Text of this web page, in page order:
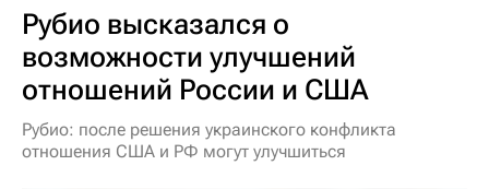
Рубио высказался о
возможности улучшений
отношений России и США
Рубио: после решения украинского конфликта
отношения США и РФ могут улучшиться